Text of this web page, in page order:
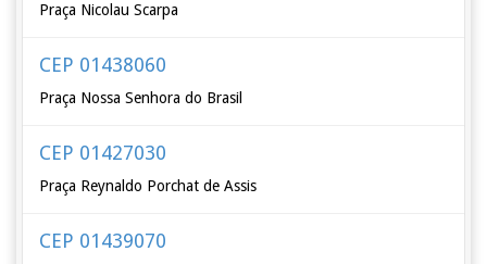
Praça Nicolau Scarpa
CEP 01438060
Praça Nossa Senhora do Brasil
CEP 01427030
Praça Reynaldo Porchat de Assis
CEP 01439070